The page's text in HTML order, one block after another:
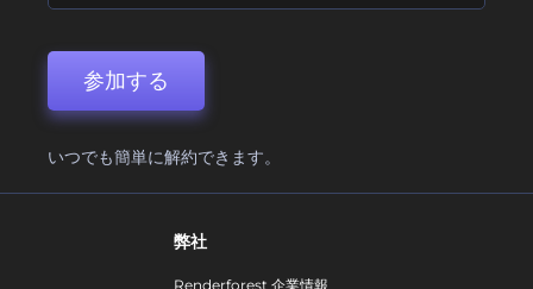
参加する
いつでも簡単に解約できます。
弊社
Renderforest 企業情報